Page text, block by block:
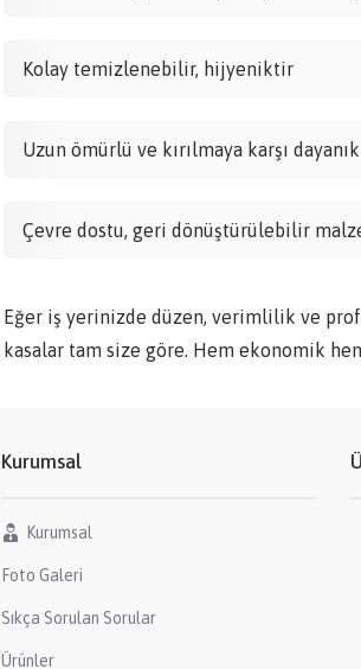
Kolay temizlenebilir, hijyeniktir
Uzun ömürlü ve kırılmaya karşı
Çevre dostu, geri dönüştürülebilir
Eğer iş yerinizde düzen, verimlilik ve
kasalar tam size göre. Hem ekonomik
Kurumsal
Kurumsal
Foto Galeri
Sıkça Sorulan Sorular
Ürünler